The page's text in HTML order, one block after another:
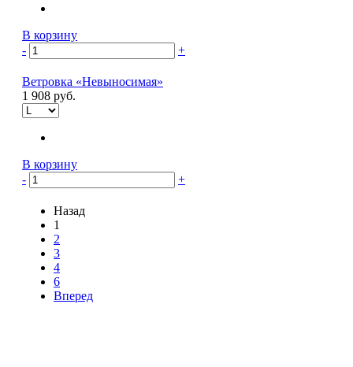
В корзину
-
+
Ветровка «Невыносимая»
1 908 руб.
В корзину
-
+
Назад
1
2
3
4
6
Вперед